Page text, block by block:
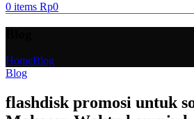
0 items Rp0
HomeBlog
Blog
flashdisk promosi untuk